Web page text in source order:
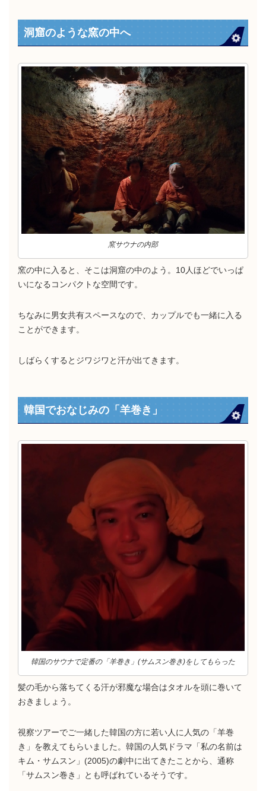
洞窟のような窯の中へ
窯サウナの内部
窯の中に入ると、そこは洞窟の中のよう。10人ほどでいっぱ
いになるコンパクトな空間です。
ちなみに男女共有スペースなので、カップルでも一緒に入る
ことができます。
しばらくするとジワジワと汗が出てきます。
韓国でおなじみの「羊巻き」
韓国のサウナで定番の「羊巻き」(サムスン巻き)をしてもらった
髪の毛から落ちてくる汗が邪魔な場合はタオルを頭に巻いて
おきましょう。
視察ツアーでご一緒した韓国の方に若い人に人気の「羊巻
き」を教えてもらいました。韓国の人気ドラマ「私の名前は
キム・サムスン」(2005)の劇中に出てきたことから、通称
「サムスン巻き」とも呼ばれているそうです。